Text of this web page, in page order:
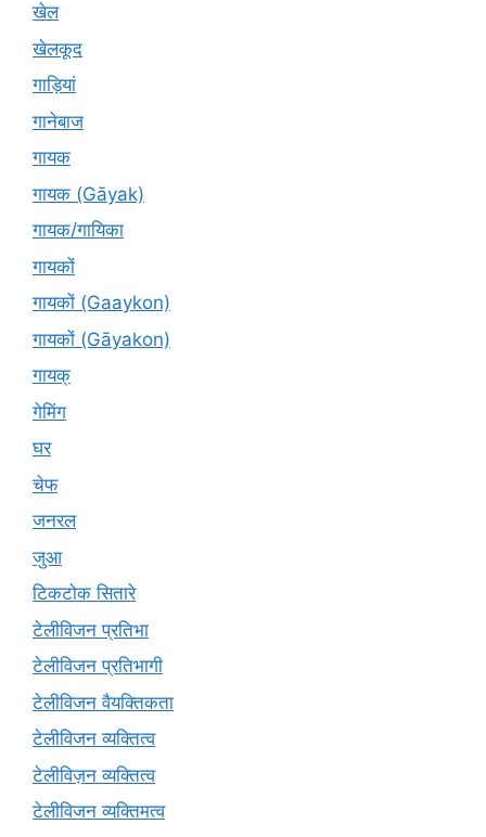
खेल
खेलकूद
गाड़ियां
गानेबाज
गायक
गायक (Gāyak)
गायक/गायिका
गायकों
गायकों (Gaaykon)
गायकों (Gāyakon)
गायक्
गेमिंग
घर
चेफ
जनरल
जुआ
टिकटोक सितारे
टेलीविजन प्रतिभा
टेलीविजन प्रतिभागी
टेलीविजन वैयक्तिकता
टेलीविजन व्यक्तित्व
टेलीविज़न व्यक्तित्व
टेलीविजन व्यक्तिमत्व